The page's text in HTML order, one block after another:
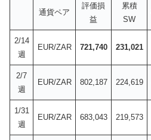
通貨ペア
評価損
益
累積
SW
2/14
週
EUR/ZAR 721,740 231,021
2/7
週
EUR/ZAR 802,187 224,619
1/31
週
EUR/ZAR 683,043 219,573